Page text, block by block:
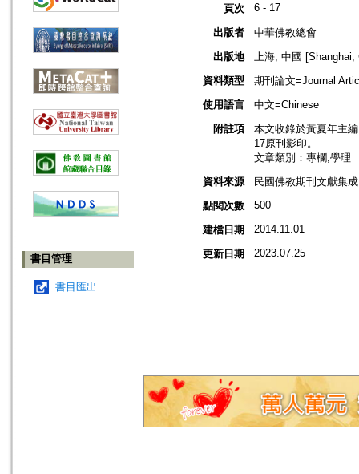
書目管理
書目匯出
頁次 6 - 17
出版者
中華佛教總會
出版地
上海, 中國 [Shanghai,
資料類型
期刊論文=Journal
使用語言
中文=Chinese
附註項
本文收錄於黃夏年主
17原刊影印。
文章類別：專欄,學理
資料來源
民國佛教期刊文獻集
點閱次數
500
建檔日期 2014.11.01
更新日期 2023.07.25